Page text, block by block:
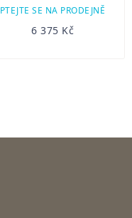
PTEJTE SE NA PRODEJNĚ
6 375 Kč